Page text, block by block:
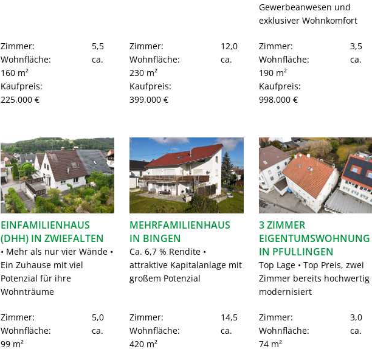
Zimmer:
5,5
Wohnfläche:
ca.
160 m²
Kaufpreis:
225.000 €
Zimmer:
12,0
Wohnfläche:
ca.
230 m²
Kaufpreis:
399.000 €
Gewerbeanwesen und
exklusiver Wohnkomfort
Zimmer:
3,5
Wohnfläche:
ca.
190 m²
Kaufpreis:
998.000 €
EINFAMILIENHAUS
(DHH) IN ZWIEFALTEN
• Mehr als nur vier Wände •
Ein Zuhause mit viel
Potenzial für ihre
Wohnträume
Zimmer:
5,0
Wohnfläche:
ca.
99 m²
MEHRFAMILIENHAUS
IN BINGEN
Ca. 6,7 % Rendite •
attraktive Kapitalanlage mit
großem Potenzial
Zimmer:
14,5
Wohnfläche:
ca.
420 m²
3 ZIMMER
EIGENTUMSWOHNUNG
IN PFULLINGEN
Top Lage • Top Preis, zwei
Zimmer bereits hochwertig
modernisiert
Zimmer:
3,0
Wohnfläche:
ca.
74 m²